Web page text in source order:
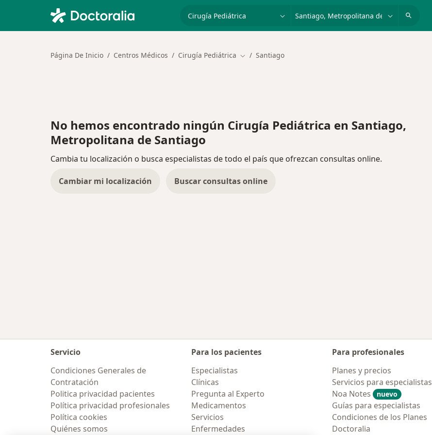
especialidad, enfermedad o nombre
Página De Inicio Centros Médicos Cirugía Pediátrica Cambiar de ciudad
Santiago
No hemos encontrado ningún Cirugía Pediátrica en Santiago,
Metropolitana de Santiago
Cambia tu localización o busca especialistas de todo el país que ofrezcan consultas online.
Cambiar mi localización Buscar consultas online
Servicio
Condiciones Generales de
Contratación
Politica privacidad pacientes
Política privacidad profesionales
Política cookies
Quiénes somos
Para los pacientes
Especialistas
Clínicas
Pregunta al Experto
Medicamentos
Servicios
Enfermedades
Para profesionales
Planes y precios
Servicios para especialistas
Noa Notes
nuevo
Guías para especialistas
Condiciones de los Planes
Doctoralia